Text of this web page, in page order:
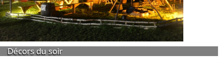
Décors du soir